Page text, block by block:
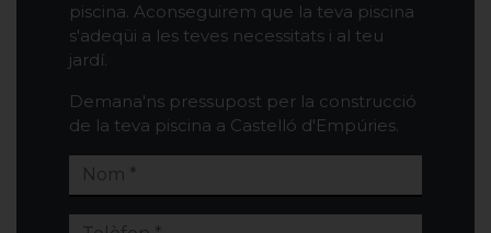
piscina. Aconseguirem que la teva piscina
s'adeqüi a les teves necessitats i al teu
jardí.
Demana'ns pressupost per la construcció
de la teva piscina a Castelló d'Empúries.